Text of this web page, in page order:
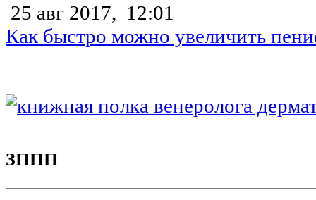
25 авг 2017, 12:01
Как быстро можно увеличить
ЗППП